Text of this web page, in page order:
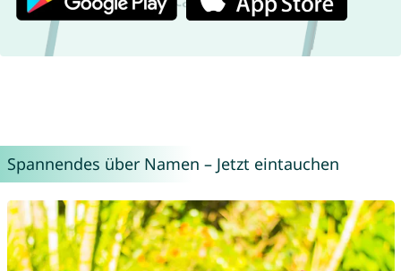
Spannendes über Namen – Jetzt eintauchen